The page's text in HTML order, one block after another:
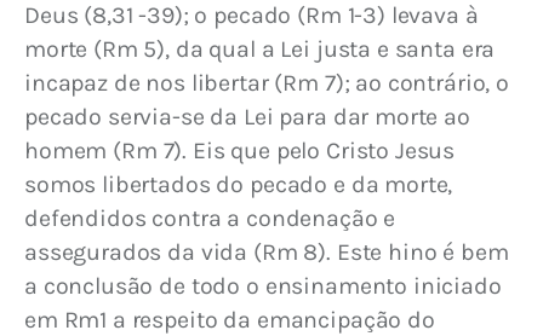
Deus (8,31 -39); o pecado (Rm 1-3) levava à
morte (Rm 5), da qual a Lei justa e santa era
incapaz de nos libertar (Rm 7); ao contrário, o
pecado servia-se da Lei para dar morte ao
homem (Rm 7). Eis que pelo Cristo Jesus
somos libertados do pecado e da morte,
defendidos contra a condenação e
assegurados da vida (Rm 8). Este hino é bem
a conclusão de todo o ensinamento iniciado
em Rm1 a respeito da emancipação do